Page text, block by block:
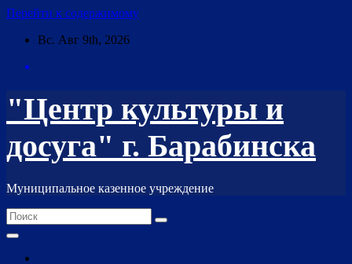
Перейти к содержимому
Вс. Авг 9th, 2026
"Центр культуры и
досуга" г. Барабинска
Муниципальное казенное учреждение